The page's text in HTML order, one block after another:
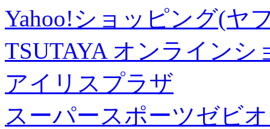
Yahoo!ショッピング(ヤ
TSUTAYA オンラインシ
アイリスプラザ
スーパースポーツゼビ